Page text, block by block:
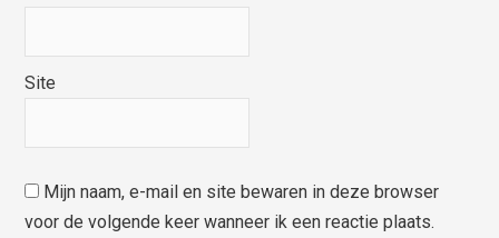
Site
Mijn naam, e-mail en site bewaren in deze browser
voor de volgende keer wanneer ik een reactie plaats.